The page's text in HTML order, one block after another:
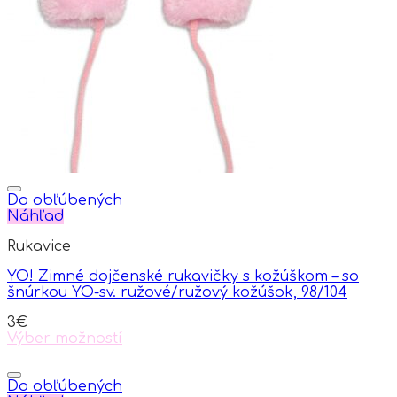
options
Do obľúbených
Náhľad
Rukavice
YO! Zimné dojčenské rukavičky s kožúškom – so
šnúrkou YO-sv. ružové/ružový kožúšok, 98/104
3€
Výber možností
product
has
Do obľúbených